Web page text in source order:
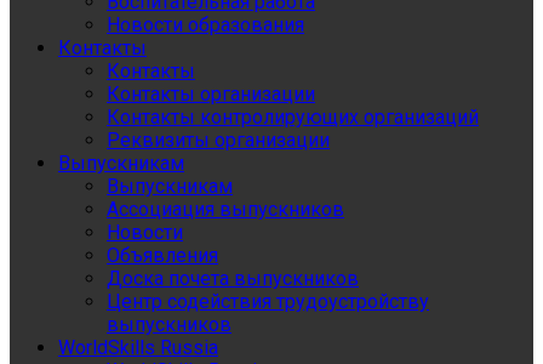
Новости образования
Контакты
Контакты
Контакты организации
Контакты контролирующих организаций
Реквизиты организации
Выпускникам
Выпускникам
Ассоциация выпускников
Новости
Объявления
Доска почета выпускников
Центр содействия трудоустройству
выпускников
WorldSkills Russia